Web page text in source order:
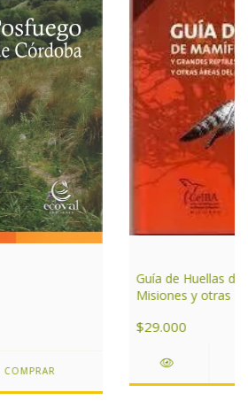
Guía de Huellas
Misiones y otras
$29.000